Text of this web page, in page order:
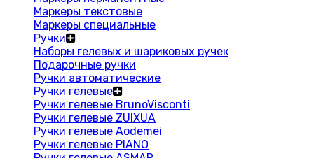
Маркеры текстовые
Маркеры специальные
Ручки
Наборы гелевых и шариковых ручек
Подарочные ручки
Ручки автоматические
Ручки гелевые
Ручки гелевые BrunoVisconti
Ручки гелевые ZUIXUA
Ручки гелевые Aodemei
Ручки гелевые PIANO